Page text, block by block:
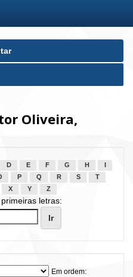
Oliveira,
D E F G H
P Q R S
T
X Y Z
letras:
Em ordem: